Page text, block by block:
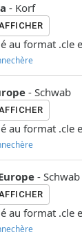
- Korf
au format .cle
- Schwab
au format .cle
- Schwab
au format .cle